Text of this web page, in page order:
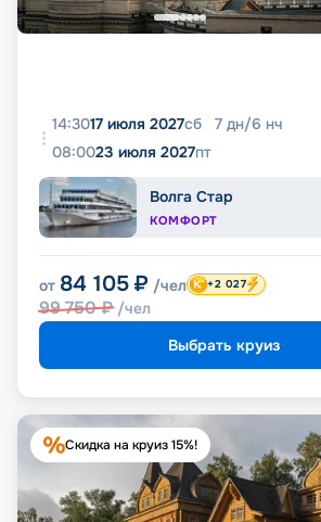
14:3017 июля 2027сб 7 дн/6 нч
08:0023 июля 2027пт
Волга Стар
КОМФОРТ
от 84 105 ₽ /чел
99 750₽ /чел
+2 027
Выбрать круиз
Скидка на круиз 15%!